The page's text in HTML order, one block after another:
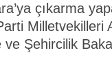
çıkarma
Milletvekilleri
ve Şehircilik